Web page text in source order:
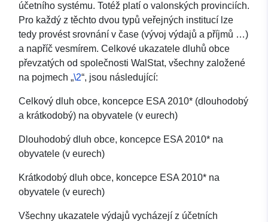
účetního systému. Totéž platí o valonských provinciích.
Pro každý z těchto dvou typů veřejných institucí lze
tedy provést srovnání v čase (vývoj výdajů a příjmů …)
a napříč vesmírem. Celkové ukazatele dluhů obce
převzatých od společnosti WalStat, všechny založené
na pojmech „\2“, jsou následující:
Celkový dluh obce, koncepce ESA 2010* (dlouhodobý
a krátkodobý) na obyvatele (v eurech)
Dlouhodobý dluh obce, koncepce ESA 2010* na
obyvatele (v eurech)
Krátkodobý dluh obce, koncepce ESA 2010* na
obyvatele (v eurech)
Všechny ukazatele výdajů vycházejí z účetních